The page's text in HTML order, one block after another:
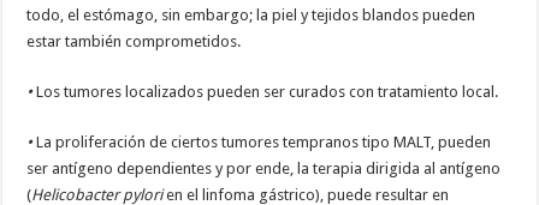
todo, el estómago, sin embargo; la piel y tejidos blandos pueden
estar también comprometidos.
•Los tumores localizados pueden ser curados con tratamiento local.
•La proliferación de ciertos tumores tempranos tipo MALT, pueden
ser antígeno dependientes y por ende, la terapia dirigida al antígeno
(Helicobacter pylorien el linfoma gástrico), puede resultar en